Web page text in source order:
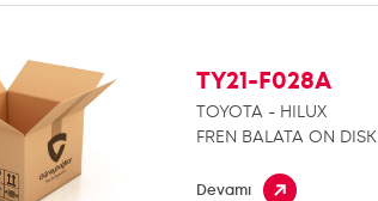
TY21-F028A
TOYOTA - HILUX
FREN BALATA ON DISK
Devamı